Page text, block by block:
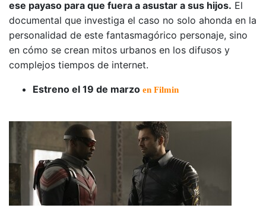
ese payaso para que fuera a asustar a sus hijos. El
documental que investiga el caso no solo ahonda en la
personalidad de este fantasmagórico personaje, sino
en cómo se crean mitos urbanos en los difusos y
complejos tiempos de internet.
Estreno el 19 de marzo en Filmin